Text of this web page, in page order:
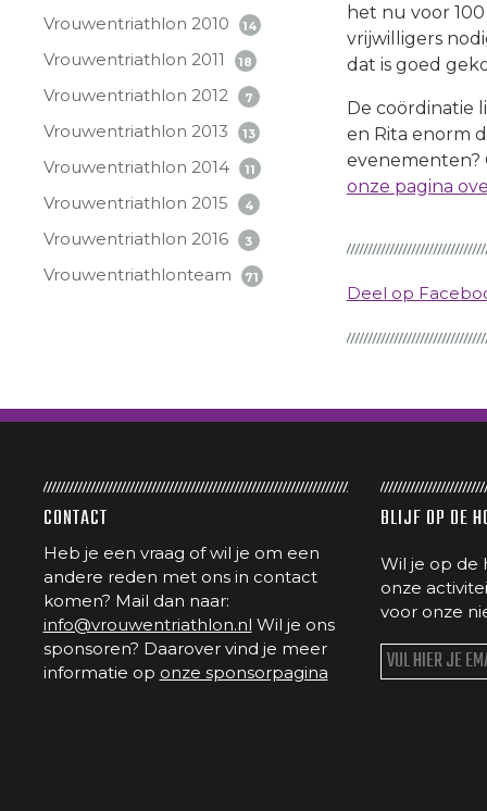
Vrouwentriathlon 2010 14
Vrouwentriathlon 2011 18
Vrouwentriathlon 2012 7
Vrouwentriathlon 2013 13
Vrouwentriathlon 2014 11
Vrouwentriathlon 2015 4
Vrouwentriathlon 2016 3
Vrouwentriathlonteam 71
het nu voor
vrijwilligers
dat is goed
De coördinatie
en Rita enorm
evenementen?
onze pagina
Deel op
CONTACT
Heb je een vraag of wil je om een
andere reden met ons in contact
komen? Mail dan naar:
info@vrouwentriathlon.nl Wil je ons
sponsoren? Daarover vind je meer
informatie op onze sponsorpagina
BLIJF OP DE
Wil je op de
onze
voor onze